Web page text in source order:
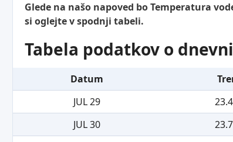
Glede na našo napoved bo Temperatura
si oglejte v spodnji tabeli.
Tabela podatkov o
Datum
JUL 29
JUL 30